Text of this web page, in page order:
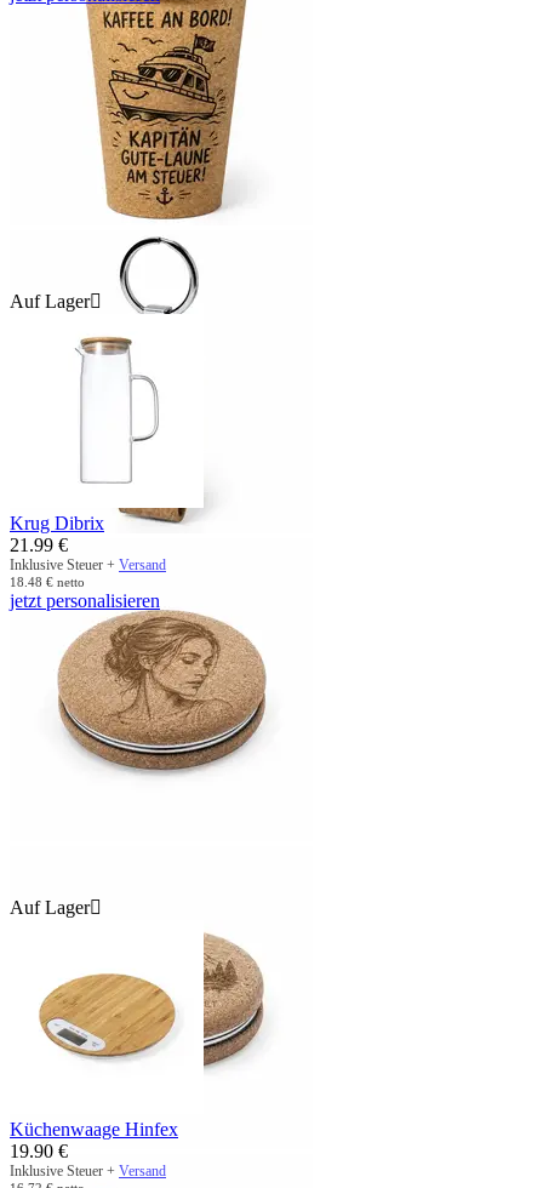
Auf Lager
Krug Dibrix
21.99 €
Inklusive Steuer + Versand
18.48 € netto
jetzt personalisieren
Auf Lager
Küchenwaage Hinfex
19.90 €
Inklusive Steuer + Versand